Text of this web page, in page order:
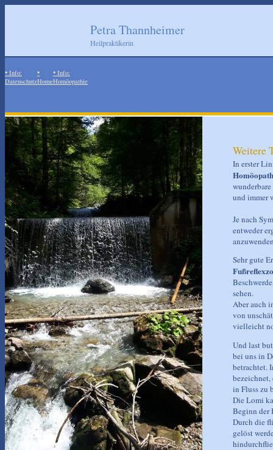
Petra Thannheimer
Heilpraktikerin
• Info:
Datenschutz
•
Home
• Info:
Homöopathie
Weitere
In erster
und immer
Je nach
entweder
Sehr gute
sehen.
Aber auch
von
vielleicht
Und last
bei uns in
betrachtet.
in Fluss zu
Die Lomi
Beginn der
Durch die
gelöst